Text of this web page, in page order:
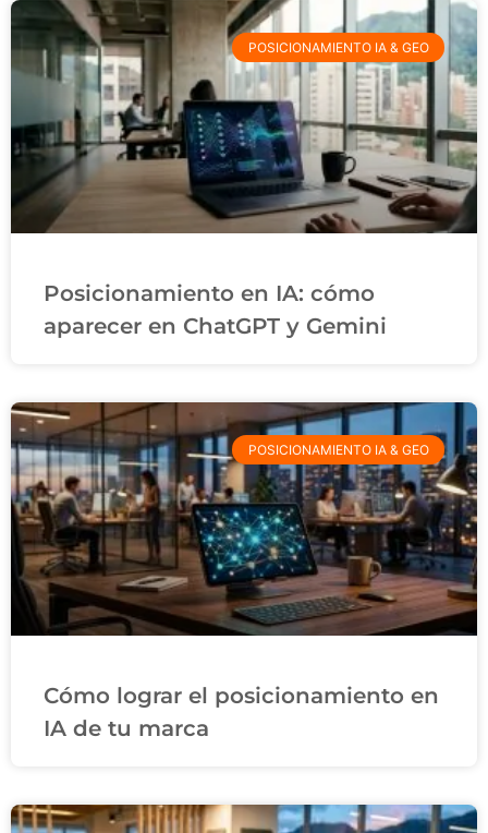
POSICIONAMIENTO IA & GEO
Posicionamiento en IA: cómo
aparecer en ChatGPT y Gemini
POSICIONAMIENTO IA & GEO
Cómo lograr el posicionamiento en
IA de tu marca